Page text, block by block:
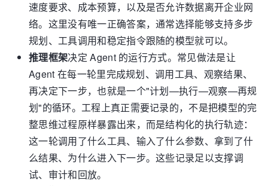
速度要求、成本预算，以及是否允许数据离开企业网
络。这里没有唯一正确答案，通常选择能够支持多步
规划、工具调用和稳定指令跟随的模型就可以。
推理框架决定 Agent 的运行方式。常见做法是让
Agent 在每一轮里完成规划、调用工具、观察结果、
再决定下一步，也就是一个"计划—执行—观察—再规
划"的循环。工程上真正需要记录的，不是把模型的完
整思维过程原样暴露出来，而是结构化的执行轨迹：
这一轮调用了什么工具、输入了什么参数、拿到了什
么结果、为什么进入下一步。这些记录足以支撑调
试、审计和回放。